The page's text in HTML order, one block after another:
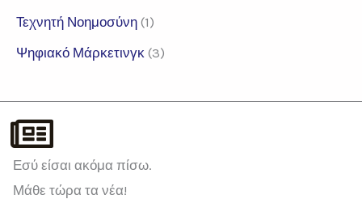
Τεχνητή Νοημοσύνη (1)
Ψηφιακό Μάρκετινγκ (3)
Εσύ είσαι ακόμα πίσω.
Μάθε τώρα τα νέα!